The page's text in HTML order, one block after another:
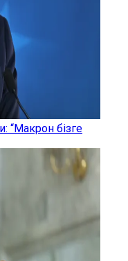
“Макрон бізге